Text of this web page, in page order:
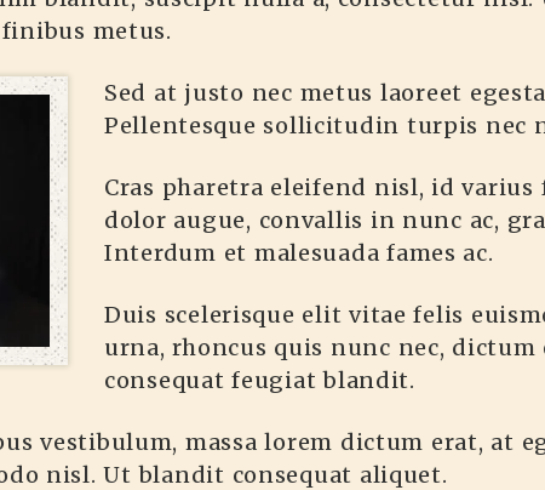
metus.
Sed at justo nec metus laoreet
Pellentesque sollicitudin turpis nec
Cras pharetra eleifend nisl, id varius
dolor augue, convallis in nunc ac,
Interdum et malesuada fames ac.
Duis scelerisque elit vitae felis
urna, rhoncus quis nunc nec, dictum
consequat feugiat blandit.
vestibulum, massa lorem dictum erat, at
nisl. Ut blandit consequat aliquet.